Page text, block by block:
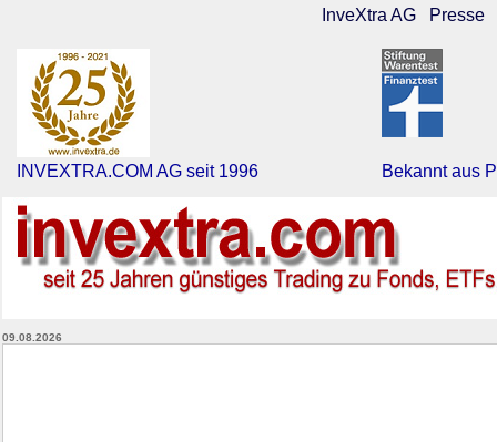
InveXtra AG Presse
INVEXTRA.COM AG seit 1996 Bekannt aus
09.08.2026